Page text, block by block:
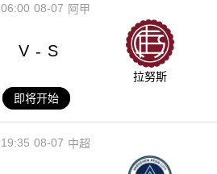
08-07
06:00 阿甲
V - S
拉努斯
即将开始
08-07
19:35 中超